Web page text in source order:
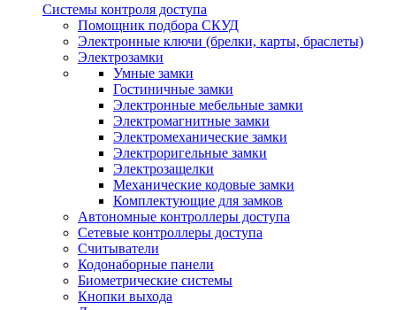
Системы контроля доступа
Помощник подбора СКУД
Электронные ключи (брелки, карты, браслеты)
Электрозамки
Умные замки
Гостиничные замки
Электронные мебельные замки
Электромагнитные замки
Электромеханические замки
Электроригельные замки
Электрозащелки
Механические кодовые замки
Комплектующие для замков
Автономные контроллеры доступа
Сетевые контроллеры доступа
Считыватели
Кодонаборные панели
Биометрические системы
Кнопки выхода